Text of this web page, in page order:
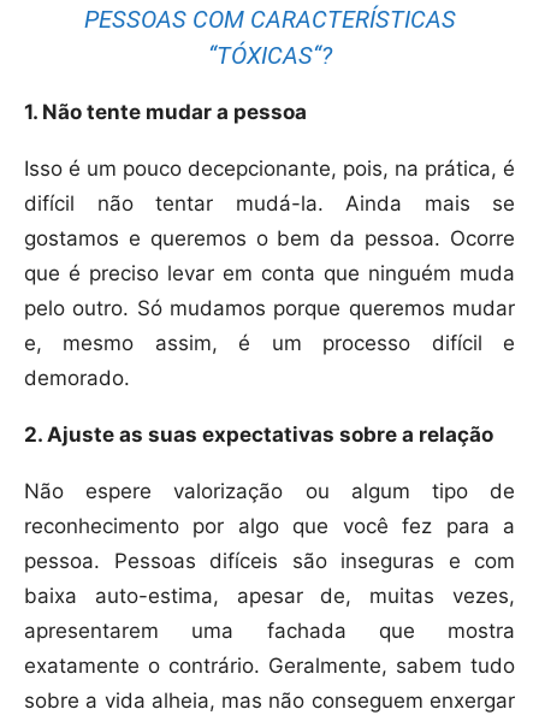
PESSOAS COM CARACTERÍSTICAS
“TÓXICAS“?
1. Não tente mudar a pessoa
Isso é um pouco decepcionante, pois, na prática, é
difícil não tentar mudá-la. Ainda mais se
gostamos e queremos o bem da pessoa. Ocorre
que é preciso levar em conta que ninguém muda
pelo outro. Só mudamos porque queremos mudar
e, mesmo assim, é um processo difícil e
demorado.
2. Ajuste as suas expectativas sobre a relação
Não espere valorização ou algum tipo de
reconhecimento por algo que você fez para a
pessoa. Pessoas difíceis são inseguras e com
baixa auto-estima, apesar de, muitas vezes,
apresentarem uma fachada que mostra
exatamente o contrário. Geralmente, sabem tudo
sobre a vida alheia, mas não conseguem enxergar